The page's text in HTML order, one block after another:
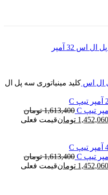
ال اس کلید مینیاتوری سه پل ال
1,613,400 تومان
1,452,060 تومانقیمت فعلی
1,613,400 تومان
1,452,060 تومانقیمت فعلی